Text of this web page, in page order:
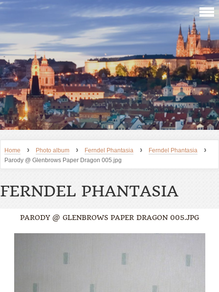
Home › Photo album › Ferndel Phantasia › Ferndel Phantasia ›
Parody @ Glenbrows Paper Dragon 005.jpg
FERNDEL PHANTASIA
PARODY @ GLENBROWS PAPER DRAGON 005.JPG